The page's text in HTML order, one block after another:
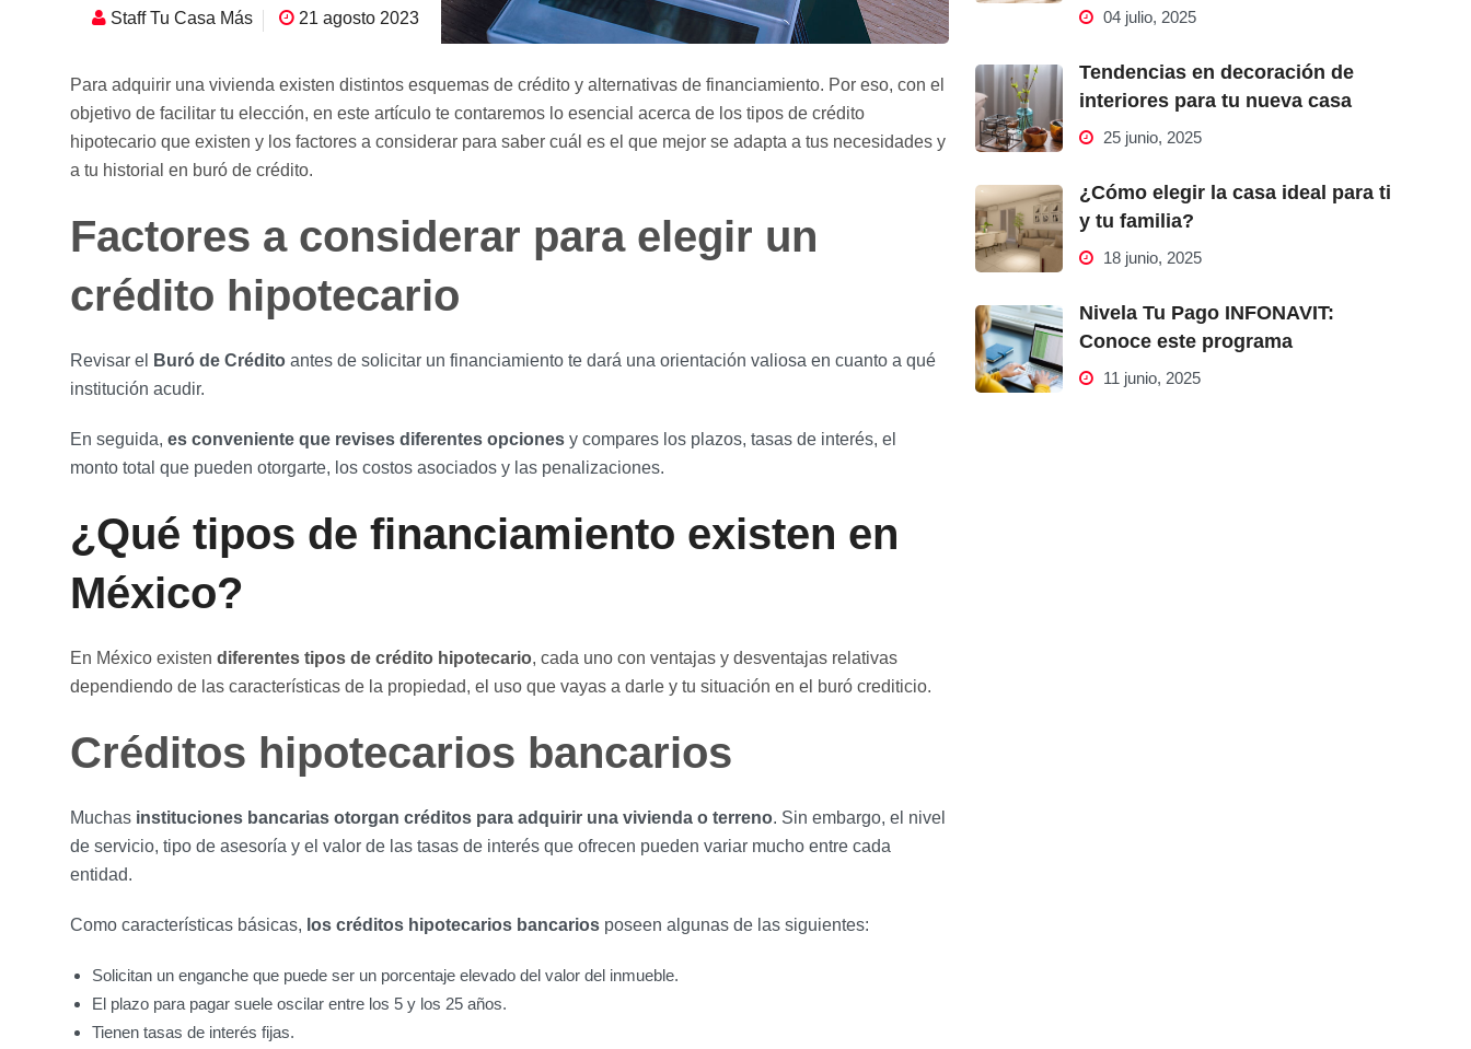
Staff Tu Casa Más 21 agosto 2023
Para adquirir una vivienda existen distintos esquemas de crédito y alternativas de financiamiento. Por eso, con el
objetivo de facilitar tu elección, en este artículo te contaremos lo esencial acerca de los tipos de crédito
hipotecario que existen y los factores a considerar para saber cuál es el que mejor se adapta a tus necesidades y
a tu historial en buró de crédito.
Factores a considerar para elegir un
crédito hipotecario
Revisar el Buró de Crédito antes de solicitar un financiamiento te dará una orientación valiosa en cuanto a qué
institución acudir.
En seguida, es conveniente que revises diferentes opciones y compares los plazos, tasas de interés, el
monto total que pueden otorgarte, los costos asociados y las penalizaciones.
¿Qué tipos de financiamiento existen en
México?
En México existen diferentes tipos de crédito hipotecario, cada uno con ventajas y desventajas relativas
dependiendo de las características de la propiedad, el uso que vayas a darle y tu situación en el buró crediticio.
Créditos hipotecarios bancarios
Muchas instituciones bancarias otorgan créditos para adquirir una vivienda o terreno. Sin embargo, el nivel
de servicio, tipo de asesoría y el valor de las tasas de interés que ofrecen pueden variar mucho entre cada
entidad.
Como características básicas, los créditos hipotecarios bancarios poseen algunas de las siguientes:
Solicitan un enganche que puede ser un porcentaje elevado del valor del inmueble.
El plazo para pagar suele oscilar entre los 5 y los 25 años.
Tienen tasas de interés fijas.
04 julio, 2025
Tendencias en decoración de
interiores para tu nueva casa
25 junio, 2025
¿Cómo elegir la casa ideal para ti
y tu familia?
18 junio, 2025
Nivela Tu Pago INFONAVIT:
Conoce este programa
11 junio, 2025